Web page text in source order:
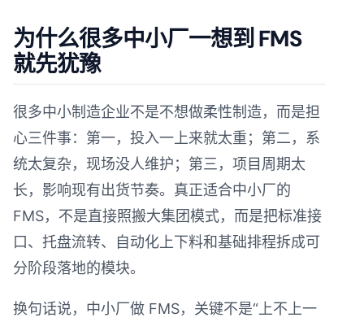
为什么很多中小厂一想到 FMS
就先犹豫
很多中小制造企业不是不想做柔性制造，而是担
心三件事：第一，投入一上来就太重；第二，系
统太复杂，现场没人维护；第三，项目周期太
长，影响现有出货节奏。真正适合中小厂的
FMS，不是直接照搬大集团模式，而是把标准接
口、托盘流转、自动化上下料和基础排程拆成可
分阶段落地的模块。
换句话说，中小厂做 FMS，关键不是“上不上一